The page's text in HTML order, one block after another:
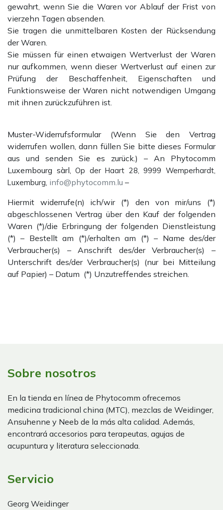
gewahrt, wenn Sie die Waren vor Ablauf der Frist von
vierzehn Tagen absenden.
Sie tragen die unmittelbaren Kosten der Rücksendung
der Waren.
Sie müssen für einen etwaigen Wertverlust der Waren
nur aufkommen, wenn dieser Wertverlust auf einen zur
Prüfung der Beschaffenheit, Eigenschaften und
Funktionsweise der Waren nicht notwendigen Umgang
mit ihnen zurückzuführen ist.
Muster-Widerrufsformular (Wenn Sie den Vertrag
widerrufen wollen, dann füllen Sie bitte dieses Formular
aus und senden Sie es zurück.) – An Phytocomm
Luxembourg sàrl,Op der Haart 28, 9999 Wemperhardt,
Luxemburg, info@phytocomm.lu –
Hiermit widerrufe(n) ich/wir (*) den von mir/uns (*)
abgeschlossenen Vertrag über den Kauf der folgenden
Waren (*)/die Erbringung der folgenden Dienstleistung
(*) – Bestellt am (*)/erhalten am (*) – Name des/der
Verbraucher(s) – Anschrift des/der Verbraucher(s) –
Unterschrift des/der Verbraucher(s) (nur bei Mitteilung
auf Papier) – Datum (*) Unzutreffendes streichen.
Sobre nosotros
En la tienda en línea de Phytocomm ofrecemos
medicina tradicional china (MTC), mezclas de Weidinger,
Ansuhenne y Neeb de la más alta calidad. Además,
encontrará accesorios para terapeutas, agujas de
acupuntura y literatura seleccionada.
Servicio
Georg Weidinger